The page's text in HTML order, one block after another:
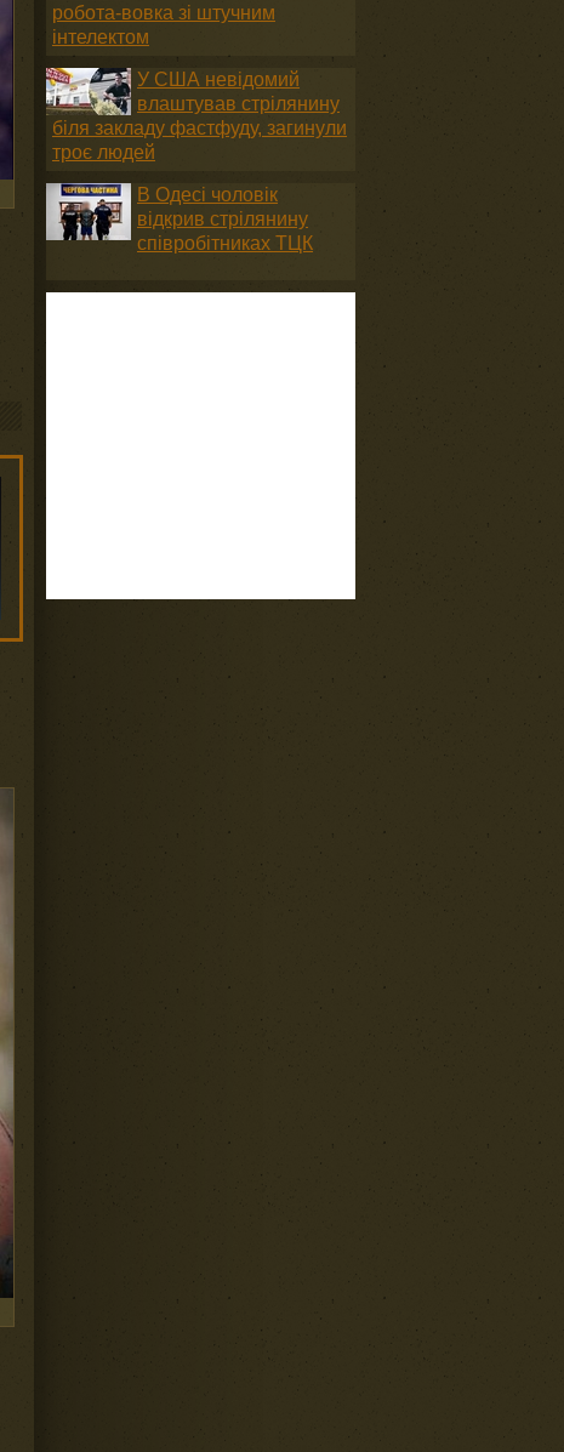
робота-вовка зі штучним
інтелектом
У США невідомий
влаштував стрілянину
біля закладу фастфуду, загинули
троє людей
В Одесі чоловік
відкрив стрілянину
співробітниках ТЦК